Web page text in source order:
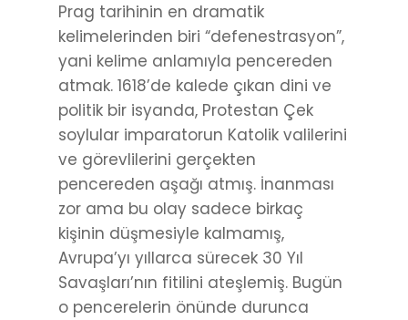
Prag tarihinin en dramatik
kelimelerinden biri “defenestrasyon”,
yani kelime anlamıyla pencereden
atmak. 1618’de kalede çıkan dini ve
politik bir isyanda, Protestan Çek
soylular imparatorun Katolik valilerini
ve görevlilerini gerçekten
pencereden aşağı atmış. İnanması
zor ama bu olay sadece birkaç
kişinin düşmesiyle kalmamış,
Avrupa’yı yıllarca sürecek 30 Yıl
Savaşları’nın fitilini ateşlemiş. Bugün
o pencerelerin önünde durunca